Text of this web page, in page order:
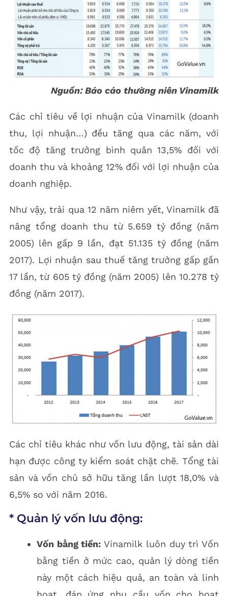
Nguồn: Báo cáo thường niên Vinamilk
Các chỉ tiêu về lợi nhuận của Vinamilk (doanh
thu, lợi nhuận…) đều tăng qua các năm, với
tốc độ tăng trưởng bình quân 13,5% đối với
doanh thu và khoảng 12% đối với lợi nhuận của
doanh nghiệp.
Như vậy, trải qua 12 năm niêm yết, Vinamilk đã
nâng tổng doanh thu từ 5.659 tỷ đồng (năm
2005) lên gấp 9 lần, đạt 51.135 tỷ đồng (năm
2017). Lợi nhuận sau thuế tăng trưởng gấp gần
17 lần, từ 605 tỷ đồng (năm 2005) lên 10.278 tỷ
đồng (năm 2017).
Các chỉ tiêu khác như vốn lưu động, tài sản dài
hạn được công ty kiểm soát chặt chẽ. Tổng tài
sản và vốn chủ sở hữu tăng lần lượt 18,0% và
6,5% so với năm 2016.
* Quản lý vốn lưu động:
Vốn bằng tiền: Vinamilk luôn duy trì Vốn
bằng tiền ở mức cao, quản lý dòng tiền
này một cách hiệu quả, an toàn và linh